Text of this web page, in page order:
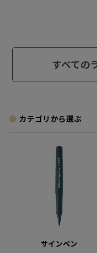
すべての
カテゴリから選ぶ
サインペン